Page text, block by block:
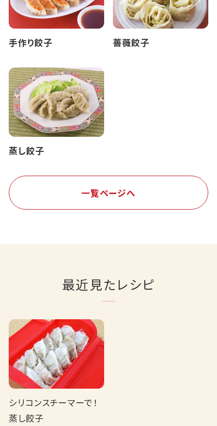
手作り餃子 薔薇餃子
蒸し餃子
一覧ページへ
最近見たレシピ
シリコンスチーマーで！
蒸し餃子